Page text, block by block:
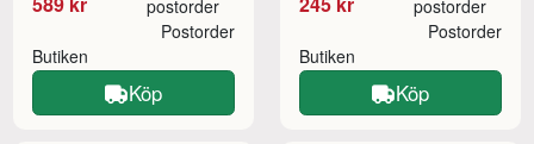
postorder
Butiken
Postorder
Köp
postorder
Butiken
Postorder
Köp